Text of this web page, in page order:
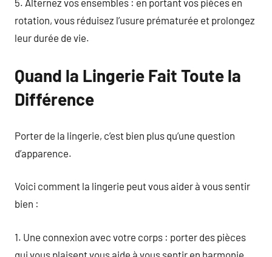
5. Alternez vos ensembles : en portant vos pièces en
rotation, vous réduisez l’usure prématurée et prolongez
leur durée de vie.
Quand la Lingerie Fait Toute la
Différence
Porter de la lingerie, c’est bien plus qu’une question
d’apparence.
Voici comment la lingerie peut vous aider à vous sentir
bien :
1. Une connexion avec votre corps : porter des pièces
qui vous plaisent vous aide à vous sentir en harmonie